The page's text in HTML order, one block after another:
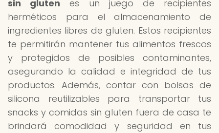
sin gluten es un juego de recipientes
herméticos para el almacenamiento de
ingredientes libres de gluten. Estos recipientes
te permitirán mantener tus alimentos frescos
y protegidos de posibles contaminantes,
asegurando la calidad e integridad de tus
productos. Además, contar con bolsas de
silicona reutilizables para transportar tus
snacks y comidas sin gluten fuera de casa te
brindará comodidad y seguridad en tus